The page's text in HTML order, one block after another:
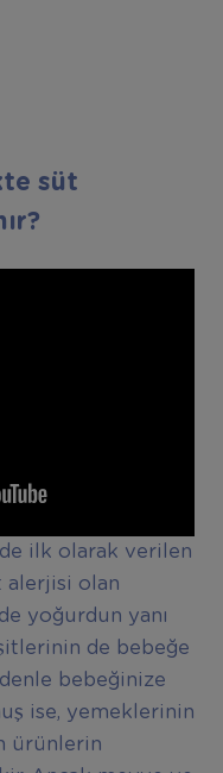
süt
ilk olarak verilen
alerjisi olan
yoğurdun yanı
de bebeğe
bebeğinize
ise, yemeklerinin
ürünlerin